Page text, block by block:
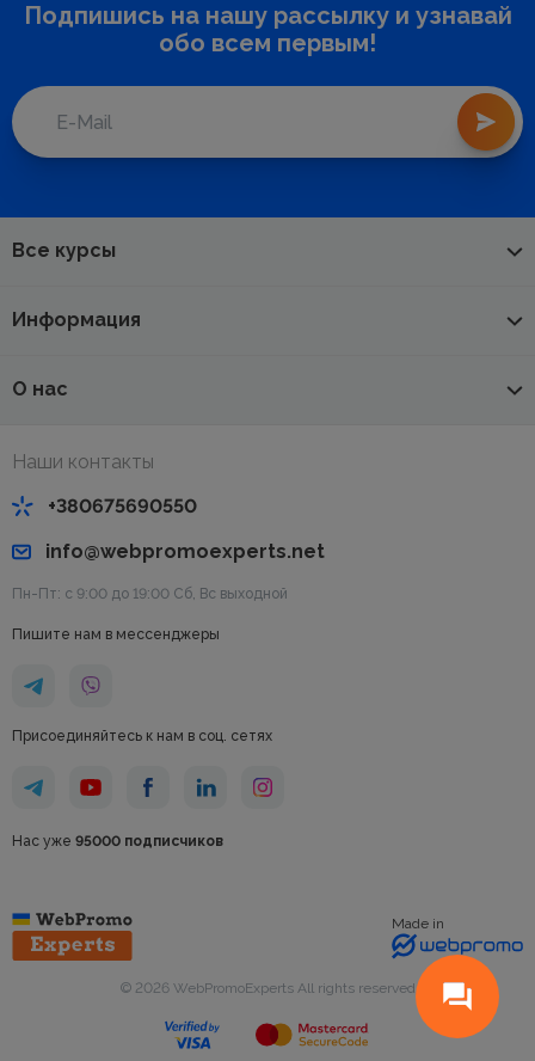
Подпишись на нашу рассылку и узнавай
обо всем первым!
Все курсы
Информация
О нас
Наши контакты
+380675690550
info@webpromoexperts.net
Пн-Пт: с 9:00 до 19:00 Cб, Вс выходной
Пишите нам в мессенджеры
Присоединяйтесь к нам в соц. сетях
Нас уже 95000 подписчиков
Made in
© 2026 WebPromoExperts All rights reserved